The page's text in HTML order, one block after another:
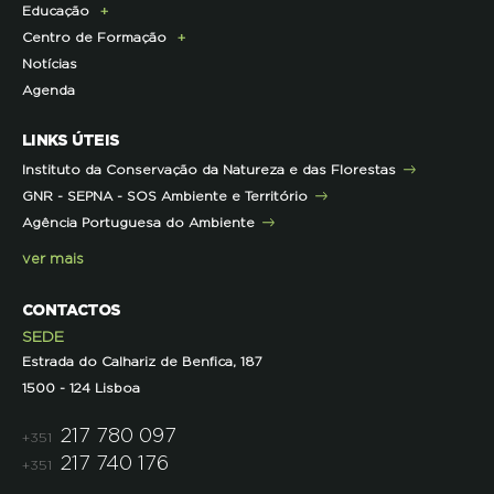
Infraestruturas
Contactos e Localização
Representações
Projetos cofinanciados pela UE
Outros Projetos
Histórico de Projetos
Clipping
Press Kit
Campanhas
ECOs-Locais
Dicas úteis
Iniciativas
Pareceres
Parcerias
Projetos
Semana do Jornalismo de Ambiente 2023
Educação
Área dos Professores
Recursos Pedagógicos
Literacia para a Floresta
Projetos
Centro de Formação
Formação Certificada
Formação Contínua para Professores
Outras Formações
Notícias
Agenda
LINKS ÚTEIS
Instituto da Conservação da Natureza e das Florestas
GNR - SEPNA - SOS Ambiente e Território
Agência Portuguesa do Ambiente
ver mais
CONTACTOS
SEDE
Estrada do Calhariz de Benfica, 187
1500 - 124 Lisboa
+351 217 780 097
+351 217 740 176